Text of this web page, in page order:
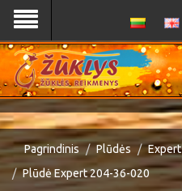
Pagrindinis Plūdės Expert
Plūdė Expert 204-36-020